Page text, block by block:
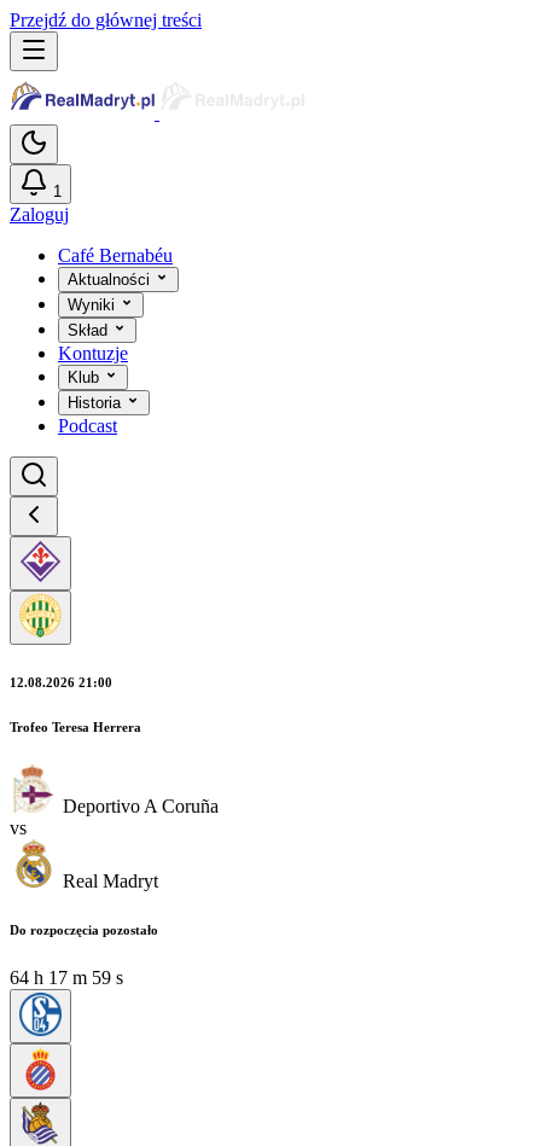
Przejdź do głównej treści
1
Zaloguj
Café Bernabéu
Aktualności
Wyniki
Skład
Kontuzje
Klub
Historia
Podcast
12.08.2026 21:00
Trofeo Teresa Herrera
Deportivo A Coruña
vs
Real Madryt
Do rozpoczęcia pozostało
64 h 17 m 57 s